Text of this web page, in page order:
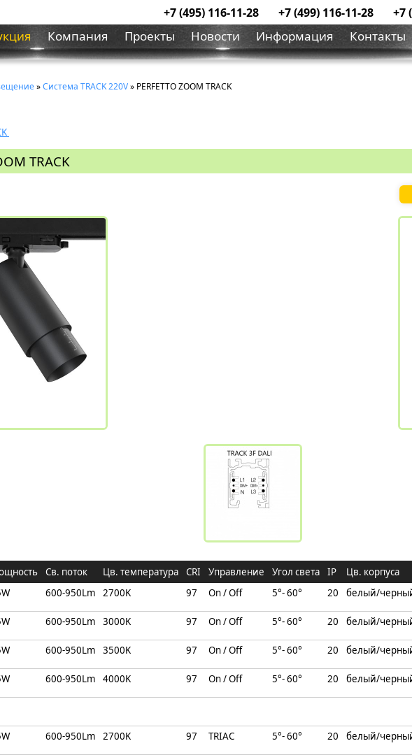
+7 (495) 116-11-28 +7 (499) 116-11-28 +7
Компания Проекты Новости Информация Контакты
»Система ТRACK 220V» PERFETTO ZOOM TRACK
TRACK
Св. поток Цв. температура CRI Управление Угол света IP
Цв. корпуса
600-950Lm 2700K 97 On / Off 5°- 60° 20 белый/
600-950Lm 3000K 97 On / Off 5°- 60° 20 белый/
600-950Lm 3500K 97 On / Off 5°- 60° 20 белый/
600-950Lm 4000K 97 On / Off 5°- 60° 20 белый/
600-950Lm 2700K 97 TRIAC 5°- 60° 20 белый/